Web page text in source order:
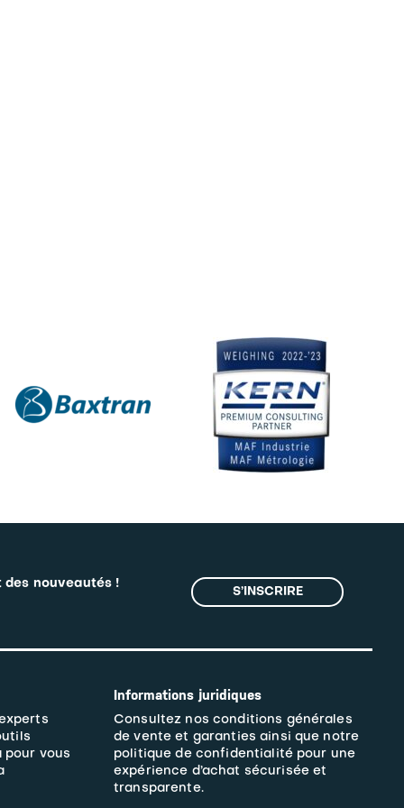
nouveautés !
S’INSCRIRE
pour vous
Informations juridiques
Consultez nos conditions générales
de vente et garanties ainsi que notre
politique de confidentialité pour une
expérience d’achat sécurisée et
transparente.